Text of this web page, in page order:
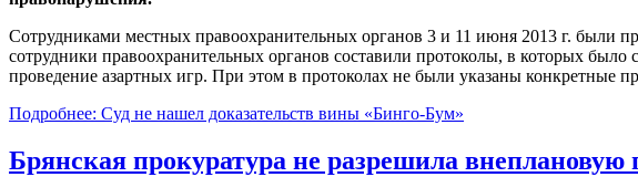
Сотрудниками местных правоохранительных органов 3 и 11 июня 2013 г. были
сотрудники правоохранительных органов составили протоколы, в которых
проведение азартных игр. При этом в протоколах не были указаны
Подробнее: Суд не нашел доказательств вины «Бинго-Бум»
Брянская прокуратура не разрешила внеплановую